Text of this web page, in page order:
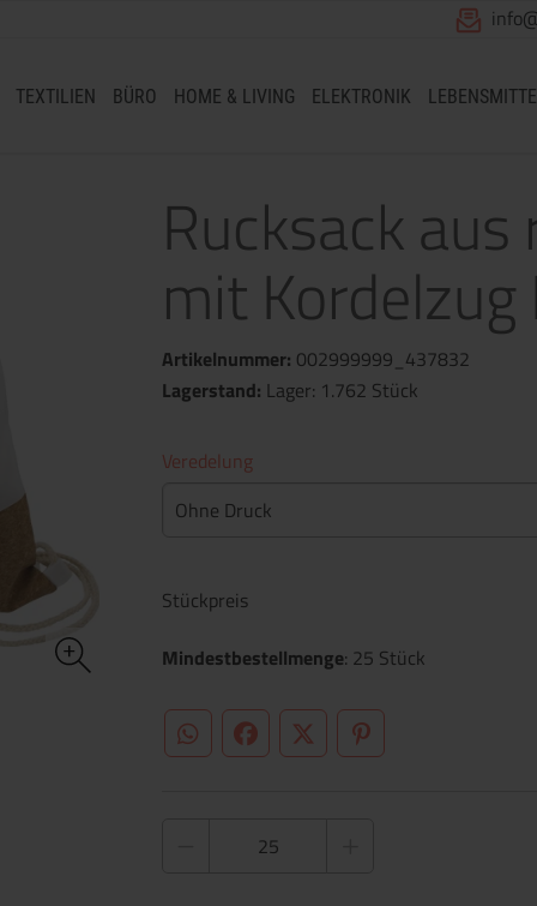
TEXTILIEN BÜRO HOME & LIVING ELEKTRONIK
Rucksack
mit
Artikelnummer: 002999999_437832
Lagerstand: Lager: 1.762 Stück
Veredelung
Ohne Druck
Stückpreis
Mindestbestellmenge: 25 Stück
WhatsAppFacebookTwitterPinterest